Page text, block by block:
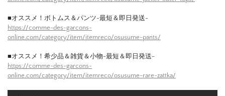
■オススメ！ボトムス＆パンツ-最短＆即日発送-
https://comme-des-garcons-
online.com/category/item/itemreco/osusume-pants/
■オススメ！希少品＆雑貨＆小物-最短＆即日発送-
https://comme-des-garcons-
online.com/category/item/itemreco/osusume-rare-zattka/